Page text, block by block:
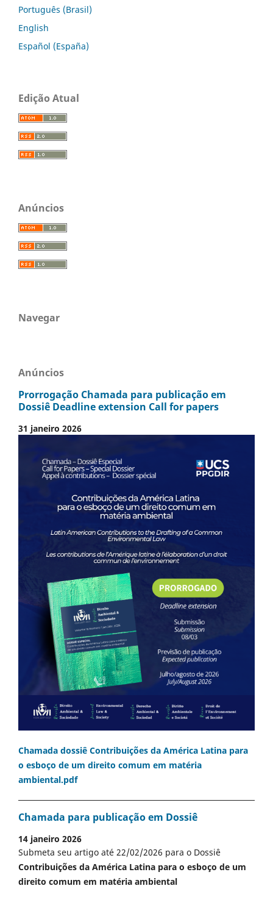
Português (Brasil)
English
Español (España)
Edição Atual
Anúncios
Navegar
Anúncios
Prorrogação Chamada para publicação em
Dossiê Deadline extension Call for papers
31 janeiro 2026
Chamada dossiê Contribuições da América Latina para
o esboço de um direito comum em matéria
ambiental.pdf
Chamada para publicação em Dossiê
14 janeiro 2026
Submeta seu artigo até 22/02/2026 para o Dossiê
Contribuições da América Latina para o esboço de um
direito comum em matéria ambiental